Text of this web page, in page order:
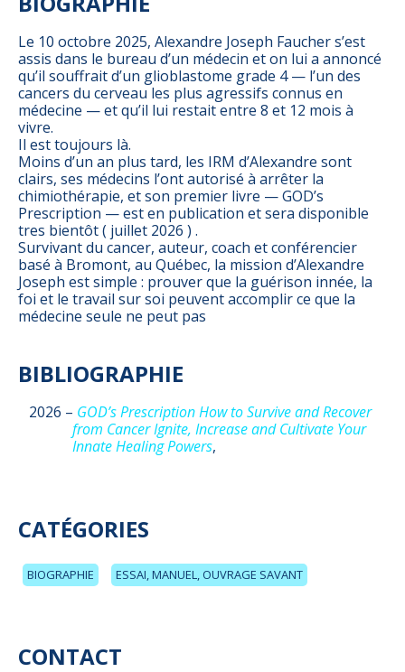
Le 10 octobre 2025, Alexandre Joseph Faucher s’est
assis dans le bureau d’un médecin et on lui a annoncé
qu’il souffrait d’un glioblastome grade 4 — l’un des
cancers du cerveau les plus agressifs connus en
médecine — et qu’il lui restait entre 8 et 12 mois à
vivre.
Il est toujours là.
Moins d’un an plus tard, les IRM d’Alexandre sont
clairs, ses médecins l’ont autorisé à arrêter la
chimiothérapie, et son premier livre — GOD’s
Prescription — est en publication et sera disponible
tres bientôt ( juillet 2026 ) .
Survivant du cancer, auteur, coach et conférencier
basé à Bromont, au Québec, la mission d’Alexandre
Joseph est simple : prouver que la guérison innée, la
foi et le travail sur soi peuvent accomplir ce que la
médecine seule ne peut pas
BIBLIOGRAPHIE
2026 – GOD’s Prescription How to Survive and Recover
from Cancer Ignite, Increase and Cultivate Your
Innate Healing Powers,
CATÉGORIES
BIOGRAPHIE ESSAI, MANUEL, OUVRAGE SAVANT
CONTACT